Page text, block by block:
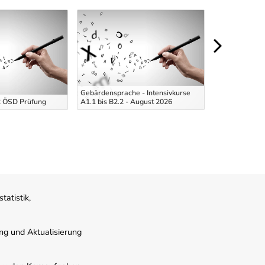
ÖSD Prüfung
Gebärdensprache - Intensivkurse
A1.1 bis B2.2 - August 2026
und Aktualisierung